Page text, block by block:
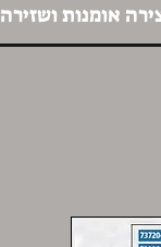
אומנות ושזירה